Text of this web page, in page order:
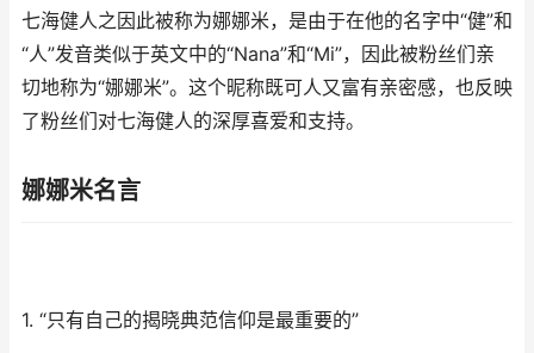
七海健人之因此被称为娜娜米，是由于在他的名字中“健”和
“人”发音类似于英文中的“Nana”和“Mi”，因此被粉丝们亲
切地称为“娜娜米”。这个昵称既可人又富有亲密感，也反映
了粉丝们对七海健人的深厚喜爱和支持。
娜娜米名言
1. “只有自己的揭晓典范信仰是最重要的”